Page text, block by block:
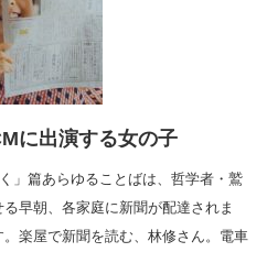
に出演する女の子
」篇あらゆることばは、哲学者・鷲
早朝、各家庭に新聞が配達されま
楽屋で新聞を読む、林修さん。電車